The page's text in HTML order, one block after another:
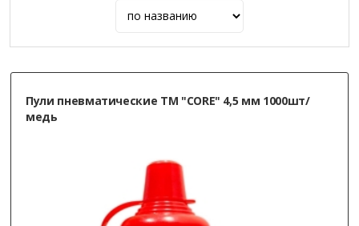
Пули пневматические ТМ "CORE" 4,5 мм 1000шт/
медь